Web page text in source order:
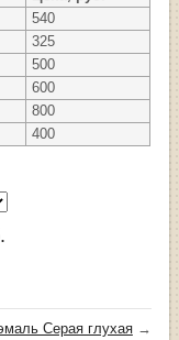
540
325
500
600
800
400
Серая глухая→